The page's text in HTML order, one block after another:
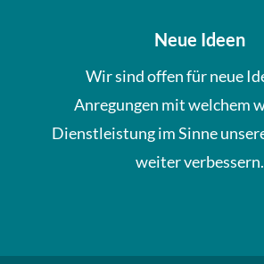
Neue Ideen
Wir sind offen für neue
Anregungen mit welchem
Dienstleistung im Sinne
weiter verbessern.